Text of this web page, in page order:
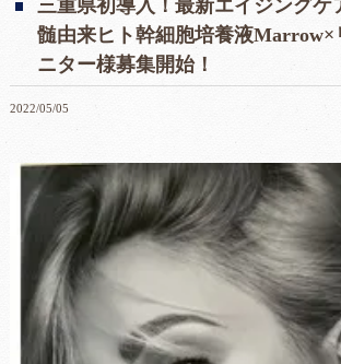
三重県初導入！最新エイジングケ
髄由来ヒト幹細胞培養液
ニター様募集開始！
2022/05/05